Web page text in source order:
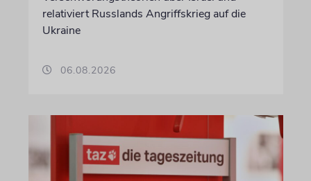
relativiert Russlands Angriffskrieg auf die
Ukraine
06.08.2026